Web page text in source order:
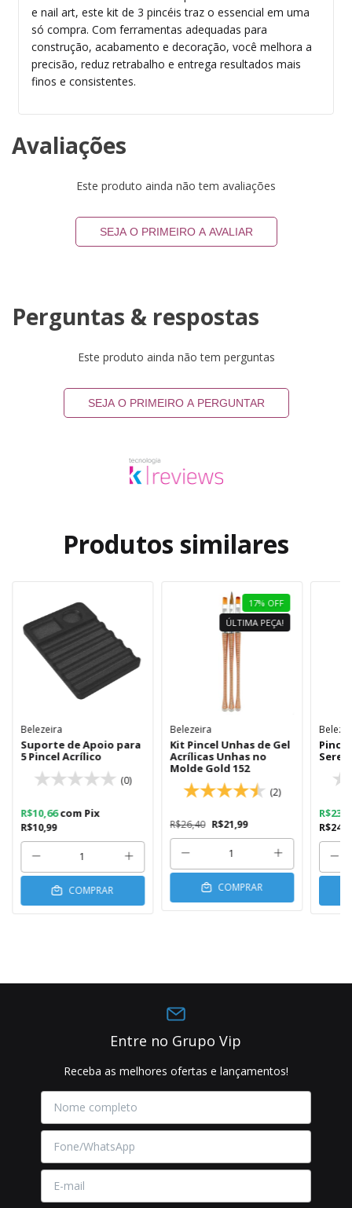
e nail art, este kit de 3 pincéis traz o essencial em uma
só compra. Com ferramentas adequadas para
construção, acabamento e decoração, você melhora a
precisão, reduz retrabalho e entrega resultados mais
finos e consistentes.
Avaliações
Este produto ainda não tem avaliações
SEJA O PRIMEIRO A AVALIAR
Perguntas & respostas
Este produto ainda não tem perguntas
SEJA O PRIMEIRO A PERGUNTAR
Produtos similares
Belezeira
Suporte de Apoio para
5 Pincel Acrílico
(0)
R$10,99
R$10,66com Pix
COMPRAR
17% OFF
ÚLTIMA PEÇA!
Belezeira
Kit Pincel Unhas de Gel
Acrílicas Unhas no
Molde Gold 152
(2)
R$26,40 R$21,99
COMPRAR
Sereia
Entre no Grupo Vip
Receba as melhores ofertas e lançamentos!